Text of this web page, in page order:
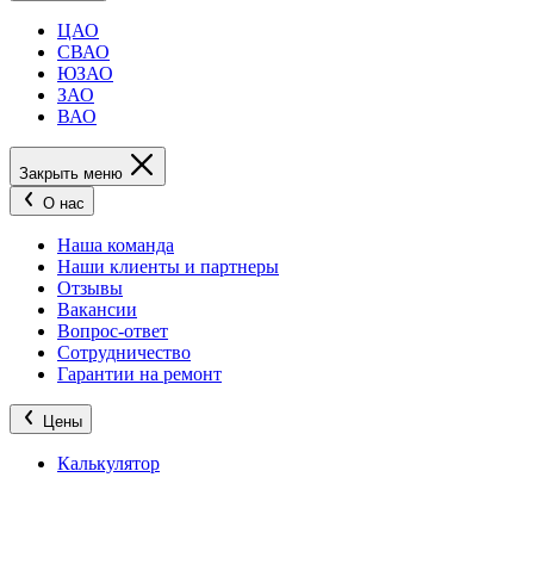
ЦАО
СВАО
ЮЗАО
ЗАО
ВАО
Закрыть меню
О нас
Наша команда
Наши клиенты и партнеры
Отзывы
Вакансии
Вопрос-ответ
Сотрудничество
Гарантии на ремонт
Цены
Калькулятор